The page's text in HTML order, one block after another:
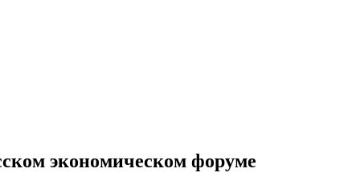
экономическом форуме